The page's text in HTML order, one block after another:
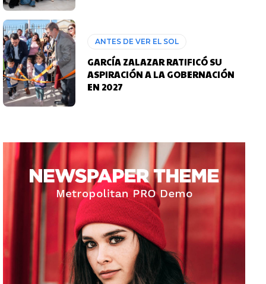
ANTES DE VER EL SOL
GARCÍA ZALAZAR RATIFICÓ SU
ASPIRACIÓN A LA GOBERNACIÓN
EN 2027